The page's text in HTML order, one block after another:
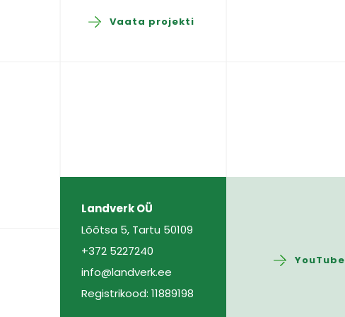
Vaata projekti
Landverk OÜ
Lõõtsa 5, Tartu 50109
+372 5227240
info@landverk.ee
Registrikood: 11889198
YouTube